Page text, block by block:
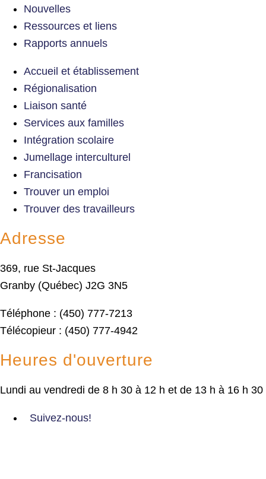
Nouvelles
Ressources et liens
Rapports annuels
Accueil et établissement
Régionalisation
Liaison santé
Services aux familles
Intégration scolaire
Jumellage interculturel
Francisation
Trouver un emploi
Trouver des travailleurs
Adresse
369, rue St-Jacques
Granby (Québec) J2G 3N5
Téléphone : (450) 777-7213
Télécopieur : (450) 777-4942
Heures d'ouverture
Lundi au vendredi de 8 h 30 à 12 h et de 13 h à 16 h 30
Suivez-nous!